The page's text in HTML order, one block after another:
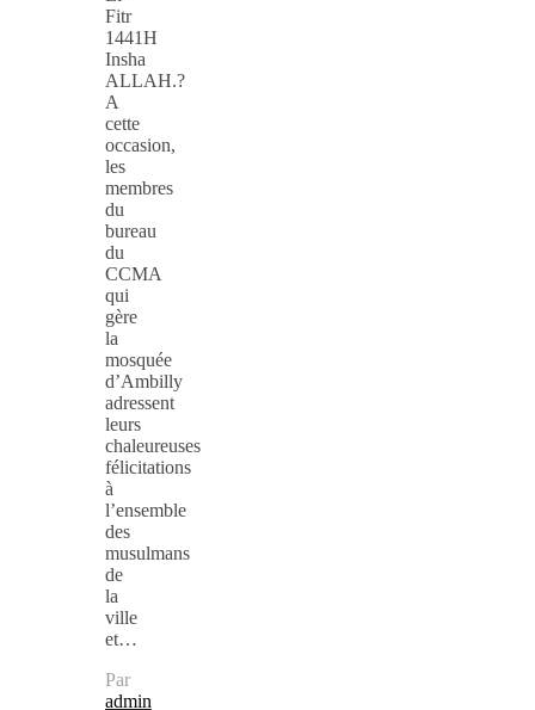
Fitr
1441H
Insha
ALLAH.?
A
cette
occasion,
les
membres
du
bureau
du
CCMA
qui
gère
la
mosquée
d’Ambilly
adressent
leurs
chaleureuses
félicitations
à
l’ensemble
des
musulmans
de
la
ville
et…
Par
admin